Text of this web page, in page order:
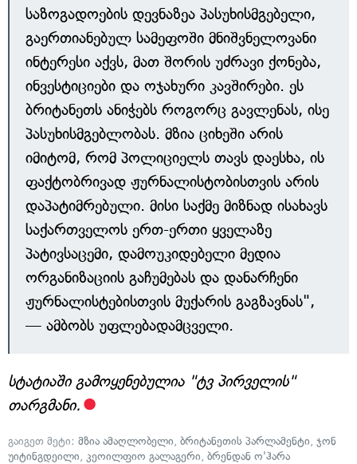
საზოგადოების დევნაზეა პასუხისმგებელი,
გაერთიანებულ სამეფოში მნიშვნელოვანი
ინტერესი აქვს, მათ შორის უძრავი ქონება,
ინვესტიციები და ოჯახური კავშირები. ეს
ბრიტანეთს ანიჭებს როგორც გავლენას, ისე
პასუხისმგებლობას. მზია ციხეში არის
იმიტომ, რომ პოლიციელს თავს დაესხა, ის
ფაქტობრივად ჟურნალისტობისთვის არის
დაპატიმრებული. მისი საქმე მიზნად ისახავს
საქართველოს ერთ-ერთი ყველაზე
პატივსაცემი, დამოუკიდებელი მედია
ორგანიზაციის გაჩუმებას და დანარჩენი
ჟურნალისტებისთვის მუქარის გაგზავნას",
— ამბობს უფლებადამცველი.
სტატიაში გამოყენებულია "ტვ პირველის"
თარგმანი.
გაიგეთ მეტი: მზია ამაღლობელი, ბრიტანეთის პარლამენტი, ჯონ
უიტინგდეილი, კეოილფიო გალაგერი, ბრენდან ო'ჰარა